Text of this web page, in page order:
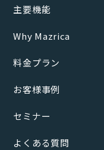
主要機能
Why Mazrica
料金プラン
お客様事例
セミナー
よくある質問